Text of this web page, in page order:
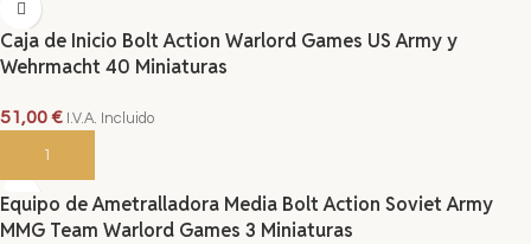
Caja de Inicio Bolt Action Warlord Games US Army y
Wehrmacht 40 Miniaturas
51,00€ I.V.A. Incluido
AÑADIR AL CARRITO
Equipo de Ametralladora Media Bolt Action Soviet Army
MMG Team Warlord Games 3 Miniaturas